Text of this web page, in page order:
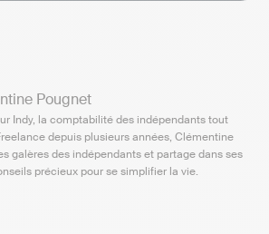
Pougnet
Indy, la comptabilité des indépendants tout
depuis plusieurs années, Clémentine
galères des indépendants et partage dans ses
précieux pour se simplifier la vie.